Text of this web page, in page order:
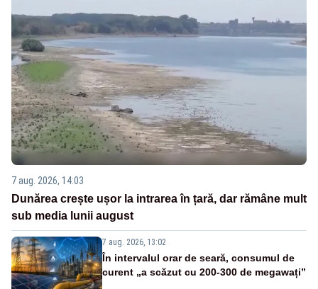
7 aug. 2026, 14:03
Dunărea crește ușor la intrarea în țară, dar rămâne mult
sub media lunii august
7 aug. 2026, 13:02
În intervalul orar de seară, consumul de
curent „a scăzut cu 200-300 de megawați”